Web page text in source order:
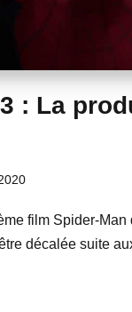
: La
film Spider-
décalée suite